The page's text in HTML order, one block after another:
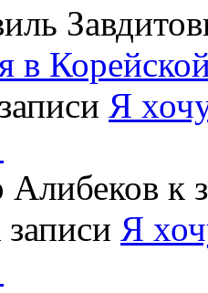
в
Я
Алибеков к
записи Я